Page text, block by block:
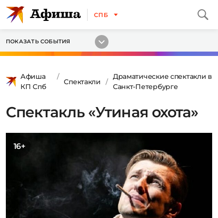
СПБ
ПОКАЗАТЬ СОБЫТИЯ
Афиша
КП Спб
Спектакли
Драматические спектакли в
Санкт-Петербурге
Спектакль «Утиная охота»
16+